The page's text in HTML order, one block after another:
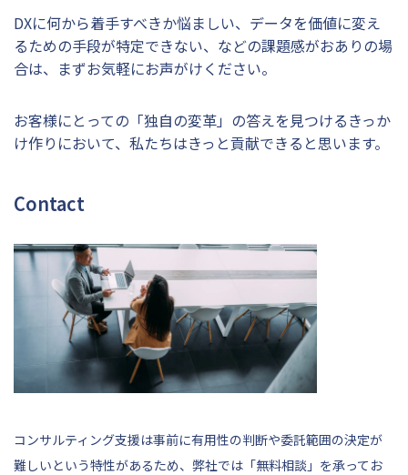
DXに何から着手すべきか悩ましい、データを価値に変え
るための手段が特定できない、などの課題感がおありの場
合は、まずお気軽にお声がけください。
お客様にとっての「独自の変革」の答えを見つけるきっか
け作りにおいて、私たちはきっと貢献できると思います。
Contact
コンサルティング支援は事前に有用性の判断や委託範囲の決定が
難しいという特性があるため、弊社では「無料相談」を承ってお